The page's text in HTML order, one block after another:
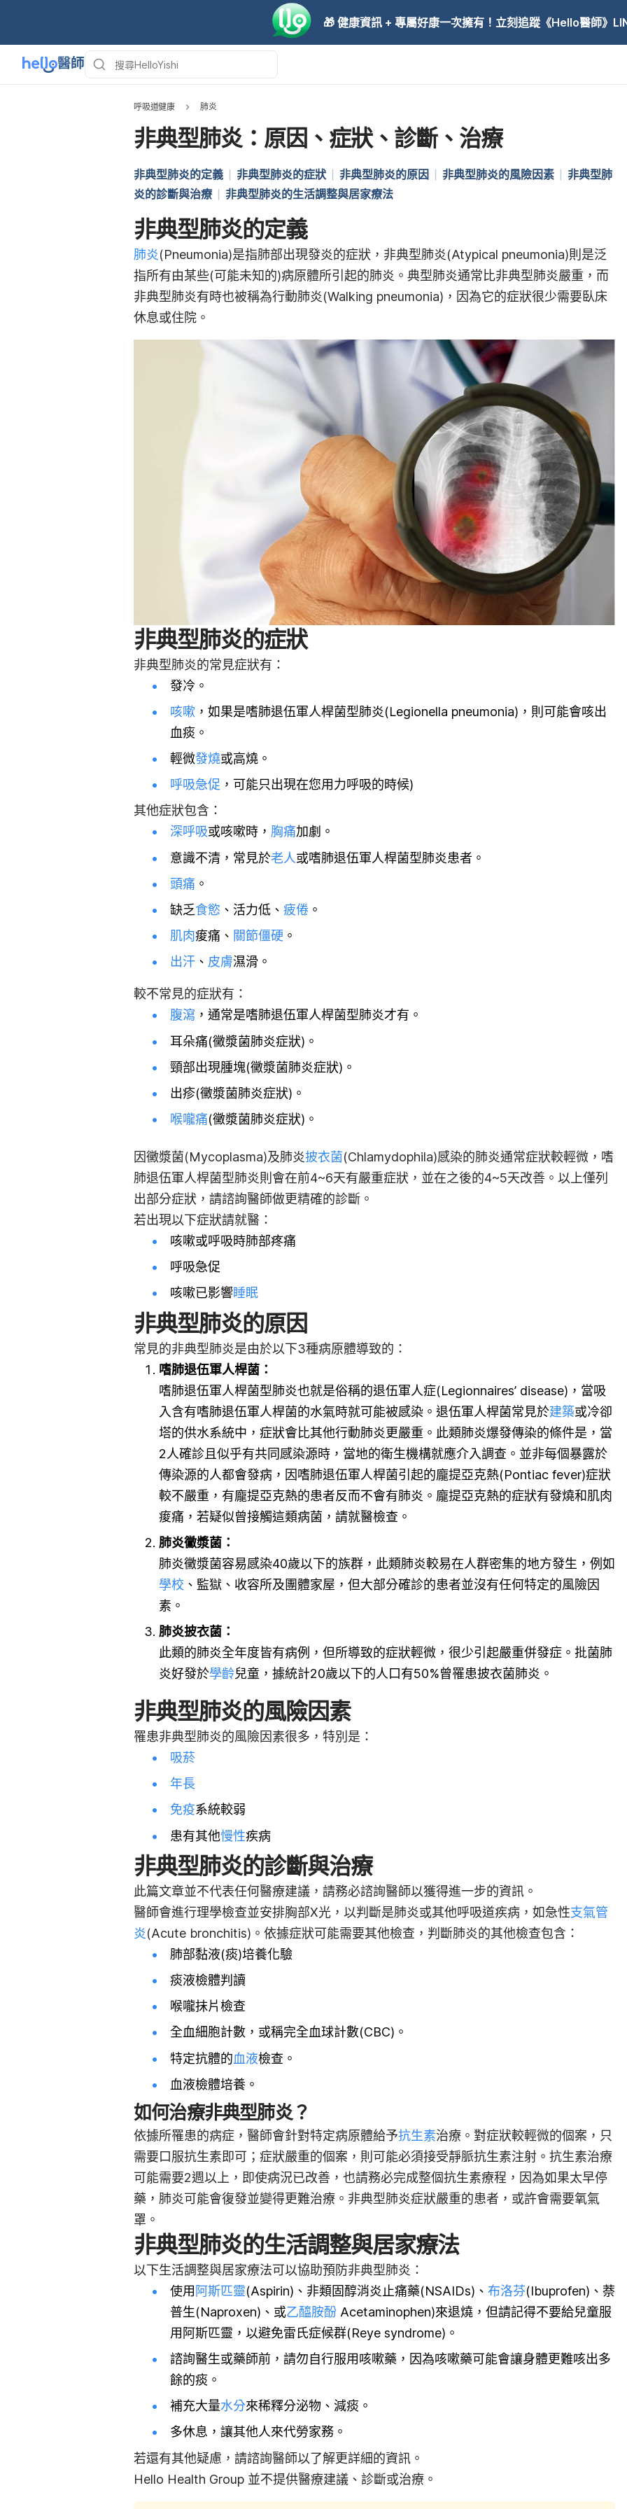
🎁 健康資訊 + 專屬好康一次擁有！立刻追蹤《Hello醫師》
呼吸道健康 肺炎
非典型肺炎：原因、症狀、診斷、治療
非典型肺炎的定義 非典型肺炎的症狀 非典型肺炎的原因 非典型肺炎的風險因素
非典型肺
炎的診斷與治療
非典型肺炎的生活調整與居家療法
非典型肺炎的定義
肺炎(Pneumonia)是指肺部出現發炎的症狀，非典型肺炎(Atypical pneumonia)則是泛
指所有由某些(可能未知的)病原體所引起的肺炎。典型肺炎通常比非典型肺炎嚴重，而
非典型肺炎有時也被稱為行動肺炎(Walking pneumonia)，因為它的症狀很少需要臥床
休息或住院。
非典型肺炎的症狀
非典型肺炎的常見症狀有：
發冷。
咳嗽 ，如果是嗜肺退伍軍人桿菌型肺炎(Legionella pneumonia)，則可能會咳出
血痰。
輕微發燒或高燒。
呼吸急促 ，可能只出現在您用力呼吸的時候)
其他症狀包含：
深呼吸或咳嗽時， 胸痛加劇。
意識不清，常見於老人或嗜肺退伍軍人桿菌型肺炎患者。
頭痛 。
缺乏食慾 、活力低、 疲倦 。
肌肉痠痛、 關節僵硬 。
出汗 、 皮膚濕滑。
較不常見的症狀有：
腹瀉 ，通常是嗜肺退伍軍人桿菌型肺炎才有。
耳朵痛(黴漿菌肺炎症狀)。
頸部出現腫塊(黴漿菌肺炎症狀)。
出疹(黴漿菌肺炎症狀)。
喉嚨痛(黴漿菌肺炎症狀)。
因黴漿菌(Mycoplasma)及肺炎披衣菌(Chlamydophila)感染的肺炎通常症狀較輕微，嗜
肺退伍軍人桿菌型肺炎則會在前4~6天有嚴重症狀，並在之後的4~5天改善。 以上僅列
出部分症狀，請諮詢醫師做更精確的診斷。
若出現以下症狀請就醫：
咳嗽或呼吸時肺部疼痛
呼吸急促
咳嗽已影響睡眠
非典型肺炎的原因
常見的非典型肺炎是由於以下3種病原體導致的：
嗜肺退伍軍人桿菌：
嗜肺退伍軍人桿菌型肺炎也就是俗稱的退伍軍人症(Legionnaires’ disease)，當吸
入含有嗜肺退伍軍人桿菌的水氣時就可能被感染。退伍軍人桿菌常見於建築或冷卻
塔的供水系統中，症狀會比其他行動肺炎更嚴重。此類肺炎爆發傳染的條件是，當
2人確診且似乎有共同感染源時，當地的衛生機構就應介入調查。並非每個暴露於
傳染源的人都會發病，因嗜肺退伍軍人桿菌引起的龐提亞克熱(Pontiac fever)症狀
較不嚴重，有龐提亞克熱的患者反而不會有肺炎。龐提亞克熱的症狀有發燒和肌肉
痠痛，若疑似曾接觸這類病菌，請就醫檢查。
肺炎黴漿菌：
肺炎黴漿菌容易感染40歲以下的族群，此類肺炎較易在人群密集的地方發生，例如
學校 、監獄、收容所及團體家屋，但大部分確診的患者並沒有任何特定的風險因
素。
肺炎披衣菌：
此類的肺炎全年度皆有病例，但所導致的症狀輕微，很少引起嚴重併發症。批菌肺
炎好發於學齡兒童，據統計20歲以下的人口有50%曾罹患披衣菌肺炎。
非典型肺炎的風險因素
罹患非典型肺炎的風險因素很多，特別是：
吸菸
年長
免疫系統較弱
患有其他慢性疾病
非典型肺炎的診斷與治療
此篇文章並不代表任何醫療建議，請務必諮詢醫師以獲得進一步的資訊。
醫師會進行理學檢查並安排胸部X光，以判斷是肺炎或其他呼吸道疾病，如急性支氣管
炎(Acute bronchitis)。依據症狀可能需要其他檢查，判斷肺炎的其他檢查包含：
肺部黏液(痰)培養化驗
痰液檢體判讀
喉嚨抹片檢查
全血細胞計數，或稱完全血球計數(CBC)。
特定抗體的血液檢查。
血液檢體培養。
如何治療非典型肺炎？
依據所罹患的病症，醫師會針對特定病原體給予抗生素治療。對症狀較輕微的個案，只
需要口服抗生素即可；症狀嚴重的個案，則可能必須接受靜脈抗生素注射。抗生素治療
可能需要2週以上，即使病況已改善，也請務必完成整個抗生素療程，因為如果太早停
藥，肺炎可能會復發並變得更難治療。非典型肺炎症狀嚴重的患者，或許會需要氧氣
罩。
非典型肺炎的生活調整與居家療法
以下生活調整與居家療法可以協助預防非典型肺炎：
使用 阿斯匹靈(Aspirin)、非類固醇消炎止痛藥(NSAIDs)、 布洛芬(Ibuprofen)、萘
普生(Naproxen)、或乙醯胺酚 Acetaminophen)來退燒，但請記得不要給兒童服
用阿斯匹靈，以避免雷氏症候群(Reye syndrome)。
諮詢醫生或藥師前，請勿自行服用咳嗽藥，因為咳嗽藥可能會讓身體更難咳出多
餘的痰。
補充大量水分來稀釋分泌物、減痰。
多休息，讓其他人來代勞家務。
若還有其他疑慮，請諮詢醫師以了解更詳細的資訊。
Hello Health Group 並不提供醫療建議、診斷或治療。